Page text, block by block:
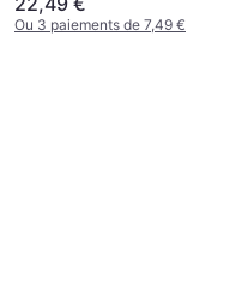
Ou 3 paiements de 7,49 €